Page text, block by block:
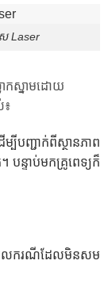
ស Laser
ាកស្នាមដោយ
៖
ញ្ជាក់ពីស្ថានភាព
បន្ទាប់មកគ្រូពេទ្យក៏
លករណីដែលមិនសម